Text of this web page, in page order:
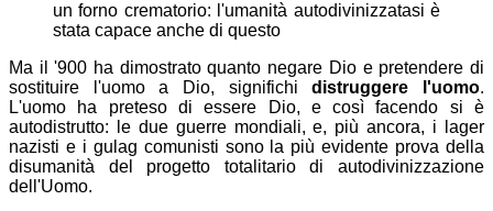
un forno crematorio: l'umanità autodivinizzatasi è
stata capace anche di questo
Ma il '900 ha dimostrato quanto negare Dio e pretendere di
sostituire l'uomo a Dio, significhidistruggere l'uomo.
L'uomo ha preteso di essere Dio, e così facendo si è
autodistrutto: le due guerre mondiali, e, più ancora, i lager
nazisti e i gulag comunisti sono la più evidente prova della
disumanità del progetto totalitario di autodivinizzazione
dell'Uomo.